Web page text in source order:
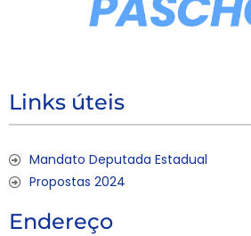
Links úteis
Mandato Deputada Estadual
Propostas 2024
Endereço